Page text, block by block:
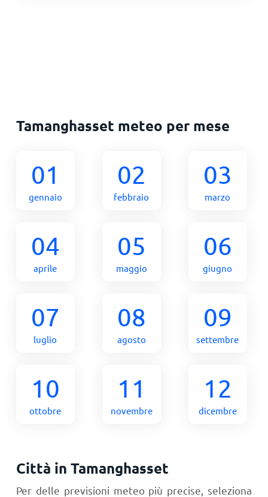
Tamanghasset meteo per mese
01
gennaio
02
febbraio
03
marzo
04
aprile
05
maggio
06
giugno
07
luglio
08
agosto
09
settembre
10
ottobre
11
novembre
12
dicembre
Città in Tamanghasset
Per delle previsioni meteo più precise, seleziona